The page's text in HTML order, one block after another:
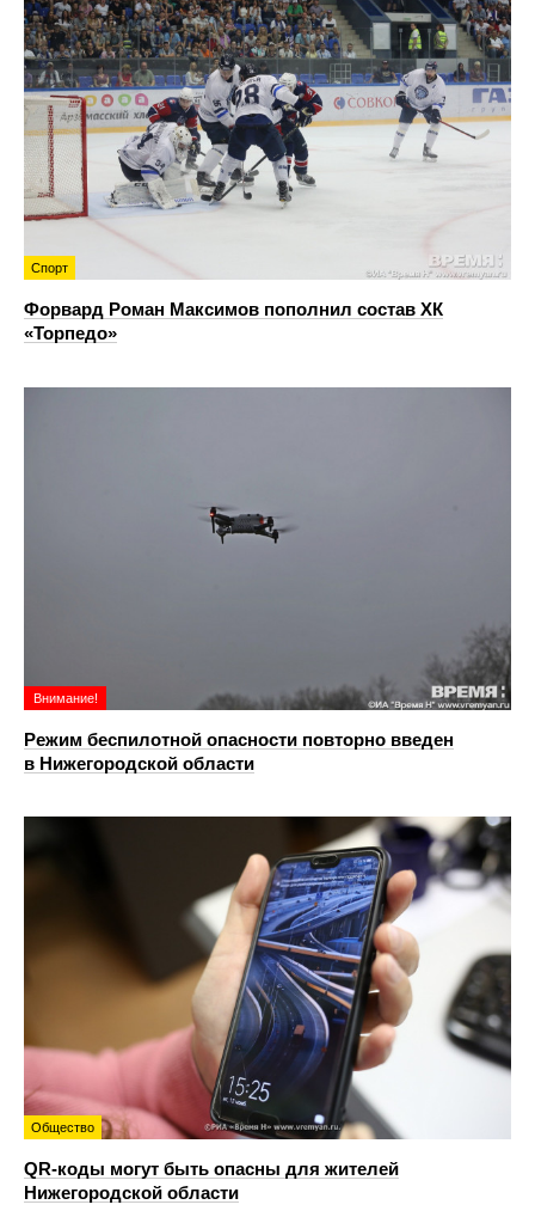
Спорт
Форвард Роман Максимов пополнил состав ХК
«Торпедо»
Внимание!
Режим беспилотной опасности повторно введен
в Нижегородской области
Общество
QR-коды могут быть опасны для жителей
Нижегородской области